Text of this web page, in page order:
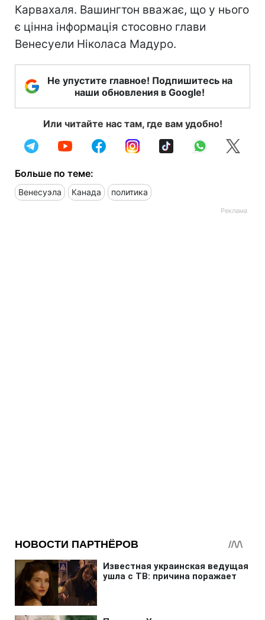
Карвахаля. Вашингтон вважає, що у нього
є цінна інформація стосовно глави
Венесуели Ніколаса Мадуро.
Не упустите главное! Подпишитесь на
наши обновления в Google!
Или читайте нас там, где вам удобно!
Больше по теме:
Венесуэла Канада политика